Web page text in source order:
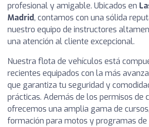
profesional y amigable. Ubicados en
Madrid, contamos con una sólida
nuestro equipo de instructores
una atención al cliente excepcional.
Nuestra flota de vehículos está
recientes equipados con la más
que garantiza tu seguridad y
prácticas. Además de los permisos de
ofrecemos una amplia gama de
formación para motos y programas de